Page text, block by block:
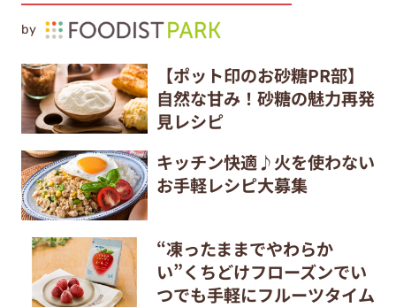
by
【ポット印のお砂糖PR部】
自然な甘み！砂糖の魅力再発
見レシピ
キッチン快適♪火を使わない
お手軽レシピ大募集
“凍ったままでやわらか
い”くちどけフローズンでい
つでも手軽にフルーツタイム